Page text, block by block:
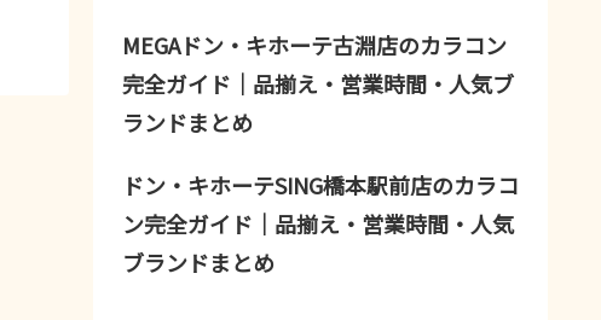
MEGAドン・キホーテ古淵店のカラコン
完全ガイド｜品揃え・営業時間・人気ブ
ランドまとめ
ドン・キホーテSING橋本駅前店のカラコ
ン完全ガイド｜品揃え・営業時間・人気
ブランドまとめ